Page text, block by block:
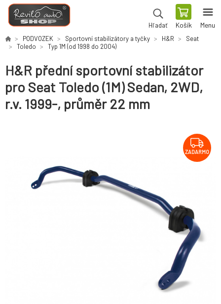
Hľadať Košík Menu
PODVOZEK Sportovní stabilizátory a tyčky H&R
Seat
Toledo
Typ 1M (od 1998 do 2004)
H&R přední sportovní stabilizátor
pro Seat Toledo (1M) Sedan, 2WD,
r.v. 1999-, průměr 22 mm
ZADARMO